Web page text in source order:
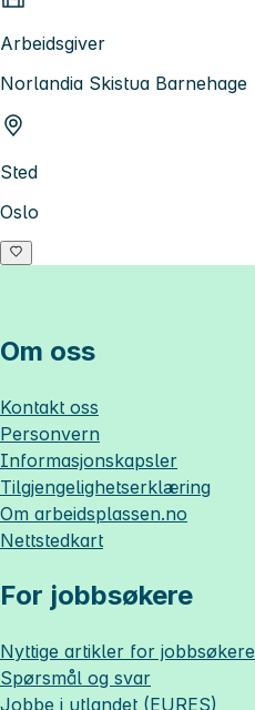
Arbeidsgiver
Norlandia Skistua Barnehage
Sted
Oslo
Om oss
Kontakt oss
Personvern
Informasjonskapsler
Tilgjengelighetserklæring
Om arbeidsplassen.no
Nettstedkart
For jobbsøkere
Nyttige artikler for jobbsøkere
Spørsmål og svar
Jobbe i utlandet (EURES)